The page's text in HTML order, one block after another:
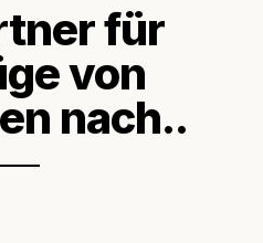
für
von
nach..